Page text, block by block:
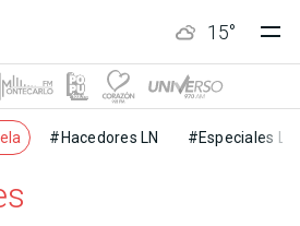
15°
#Hacedores LN #Especiales LN